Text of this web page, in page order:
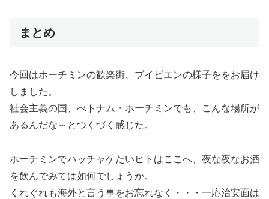
まとめ
今回はホーチミンの歓楽街、ブイビエンの様子ををお届け
しました。
社会主義の国、べトナム・ホーチミンでも、こんな場所が
あるんだな～とつくづく感じた。
ホーチミンでハッチャケたいヒトはここへ、夜な夜なお酒
を飲んでみては如何でしょうか。
くれぐれも海外と言う事をお忘れなく・・・一応治安面は